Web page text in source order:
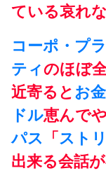
ている哀れ
コーポ・プ
ティのほぼ
近寄るとお金
ドル恵んで
パス 「スト
出来る会話